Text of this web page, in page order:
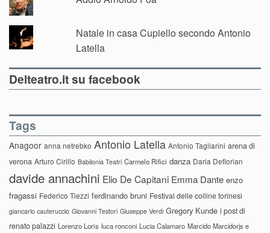
Natale in casa Cupiello secondo Antonio
Latella
Delteatro.it su facebook
Tags
Anagoor anna netrebko Antonio Latella Antonio Tagliarini arena di
verona Arturo Cirillo Babilonia Teatri Carmelo Rifici danza Daria Deflorian
davide annachini Elio De Capitani Emma Dante enzo
fragassi Federico Tiezzi ferdinando bruni Festival delle colline torinesi
giancarlo cauteruccio Giovanni Testori Giuseppe Verdi Gregory Kunde i post di
renato palazzi Lorenzo Loris luca ronconi Lucia Calamaro Marcido Marcidorjs e